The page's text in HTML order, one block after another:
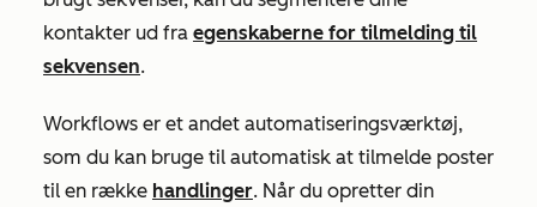
kontakter ud fra egenskaberne for tilmelding til
sekvensen.
Workflows er et andet automatiseringsværktøj,
som du kan bruge til automatisk at tilmelde poster
til en række handlinger. Når du opretter din